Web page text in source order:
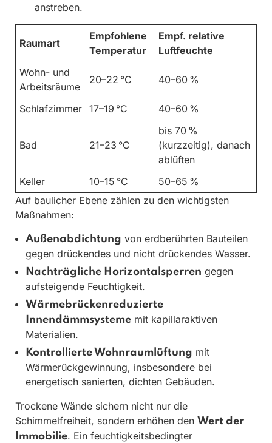
anstreben.
Raumart
Empfohlene
Temperatur
Empf. relative
Luftfeuchte
Wohn- und
Arbeitsräume
20–22 °C 40–60 %
Schlafzimmer 17–19 °C 40–60 %
Bad 21–23 °C
bis 70 %
(kurzzeitig), danach
ablüften
Keller
10–15 °C
50–65 %
Auf baulicher Ebene zählen zu den wichtigsten
Maßnahmen:
Außenabdichtung von erdberührten Bauteilen
gegen drückendes und nicht drückendes Wasser.
Nachträgliche Horizontalsperren gegen
aufsteigende Feuchtigkeit.
Wärmebrückenreduzierte
Innendämmsysteme mit kapillaraktiven
Materialien.
Kontrollierte Wohnraumlüftung mit
Wärmerückgewinnung, insbesondere bei
energetisch sanierten, dichten Gebäuden.
Trockene Wände sichern nicht nur die
Schimmelfreiheit, sondern erhöhen den Wert der
Immobilie. Ein feuchtigkeitsbedingter